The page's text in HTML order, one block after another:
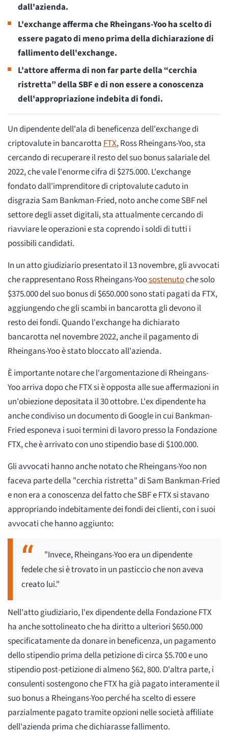
dall'azienda.
L'exchange afferma che Rheingans-Yoo ha scelto di
essere pagato di meno prima della dichiarazione di
fallimento dell'exchange.
L'attore afferma di non far parte della “cerchia
ristretta” della SBF e di non essere a conoscenza
dell'appropriazione indebita di fondi.
Un dipendente dell'ala di beneficenza dell'exchange di
criptovalute in bancarottaFTX, Ross Rheingans-Yoo, sta
cercando di recuperare il resto del suo bonus salariale del
2022, che vale l'enorme cifra di $275.000. L'exchange
fondato dall'imprenditore di criptovalute caduto in
disgrazia Sam Bankman-Fried, noto anche come SBF nel
settore degli asset digitali, sta attualmente cercando di
riavviare le operazioni e sta coprendo i soldi di tutti i
possibili candidati.
In un atto giudiziario presentato il 13 novembre, gli avvocati
che rappresentano Ross Rheingans-Yoosostenutoche solo
$375.000 del suo bonus di $650.000 sono stati pagati da FTX,
aggiungendo che gli scambi in bancarotta gli devono il
resto dei fondi. Quando l'exchange ha dichiarato
bancarotta nel novembre 2022, anche il pagamento di
Rheingans-Yoo è stato bloccato all'azienda.
È importante notare che l'argomentazione di Rheingans-
Yoo arriva dopo che FTX si è opposta alle sue affermazioni in
un'obiezione depositata il 30 ottobre. L'ex dipendente ha
anche condiviso un documento di Google in cui Bankman-
Fried esponeva i suoi termini di lavoro presso la Fondazione
FTX, che è arrivato con uno stipendio base di $100.000.
Gli avvocati hanno anche notato che Rheingans-Yoo non
faceva parte della "cerchia ristretta" di Sam Bankman-Fried
e non era a conoscenza del fatto che SBF e FTX si stavano
appropriando indebitamente dei fondi dei clienti, con i suoi
avvocati che hanno aggiunto:
"Invece, Rheingans-Yoo era un dipendente
fedele che si è trovato in un pasticcio che non aveva
creato lui."
Nell'atto giudiziario, l'ex dipendente della Fondazione FTX
ha anche sottolineato che ha diritto a ulteriori $650.000
specificatamente da donare in beneficenza, un pagamento
dello stipendio prima della petizione di circa $5.700 e uno
stipendio post-petizione di almeno $62, 800. D'altra parte, i
consulenti sostengono che FTX ha già pagato interamente il
suo bonus a Rheingans-Yoo perché ha scelto di essere
parzialmente pagato tramite opzioni nelle società affiliate
dell'azienda prima che dichiarasse fallimento.